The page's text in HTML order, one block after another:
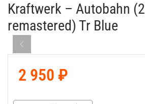
Kraftwerk – Autobahn
remastered) Tr Blue
2 950 ₽